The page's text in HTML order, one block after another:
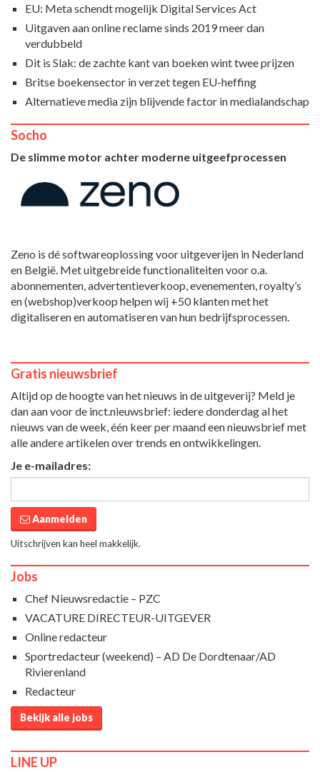
EU: Meta schendt mogelijk Digital Services Act
Uitgaven aan online reclame sinds 2019 meer dan
verdubbeld
Dit is Slak: de zachte kant van boeken wint twee prijzen
Britse boekensector in verzet tegen EU-heffing
Alternatieve media zijn blijvende factor in medialandschap
Socho
De slimme motor achter moderne uitgeefprocessen
Zeno is dé softwareoplossing voor uitgeverijen in Nederland
en België. Met uitgebreide functionaliteiten voor o.a.
abonnementen, advertentieverkoop, evenementen, royalty’s
en (webshop)verkoop helpen wij +50 klanten met het
digitaliseren en automatiseren van hun bedrijfsprocessen.
Gratis nieuwsbrief
Altijd op de hoogte van het nieuws in de uitgeverij? Meld je
dan aan voor de inct.nieuwsbrief: iedere donderdag al het
nieuws van de week, één keer per maand een nieuwsbrief met
alle andere artikelen over trends en ontwikkelingen.
Je e-mailadres:
Aanmelden
Uitschrijven kan heel makkelijk.
Jobs
Chef Nieuwsredactie – PZC
VACATURE DIRECTEUR-UITGEVER
Online redacteur
Sportredacteur (weekend) – AD De Dordtenaar/AD
Rivierenland
Redacteur
Bekijk alle jobs
LINE UP